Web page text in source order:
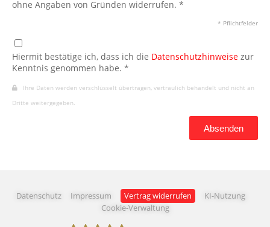
Datenschutz Impressum Vertrag widerrufen
KI-Nutzung
Cookie-Verwaltung
ohne Angaben von Gründen widerrufen. *
* Pflichtfelder
Hiermit bestätige ich, dass ich die Datenschutzhinweise zur
Kenntnis genommen habe. *
Ihre Daten werden verschlüsselt übertragen, vertraulich behandelt und nicht an
Dritte weitergegeben.
Absenden